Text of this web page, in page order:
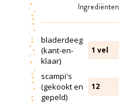
Ingrediënten
bladerdeeg
(kant-en-
klaar)
1 vel
scampi's
(gekookt en
gepeld)
12